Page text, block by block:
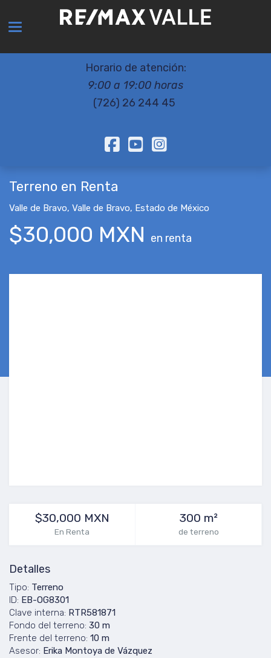
Toggle navigation
Horario de atención:
9:00 a 19:00 horas
(726) 26 244 45
Terreno en Renta
Valle de Bravo, Valle de Bravo, Estado de México
$30,000 MXN en renta
$30,000 MXN
En Renta
300 m²
de terreno
Detalles
Tipo: Terreno
ID: EB-OG8301
Clave interna: RTR581871
Fondo del terreno: 30 m
Frente del terreno: 10 m
Asesor: Erika Montoya de Vázquez